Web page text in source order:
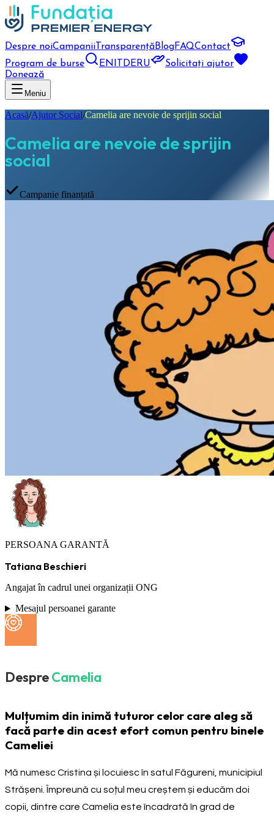
Despre noiCampanii TransparențăBlogFAQContact
Program de burse
EN DERU
Solicitați ajutor
Donează
Meniu
Acasă/Ajutor Social/Camelia are nevoie de sprijin social
Camelia are nevoie de sprijin
social
Campanie finanțată
PERSOANA GARANTĂ
Tatiana Beschieri
Angajat în cadrul unei organizații ONG
Mesajul persoanei garante
DespreCamelia
Mulțumim din inimă tuturor celor care aleg să
facă parte din acest efort comun pentru binele
Cameliei
Mă numesc Cristina și locuiesc în satul Făgureni, municipiul
Strășeni. Împreună cu soțul meu creștem și educăm doi
copii, dintre care Camelia este încadrată în grad de